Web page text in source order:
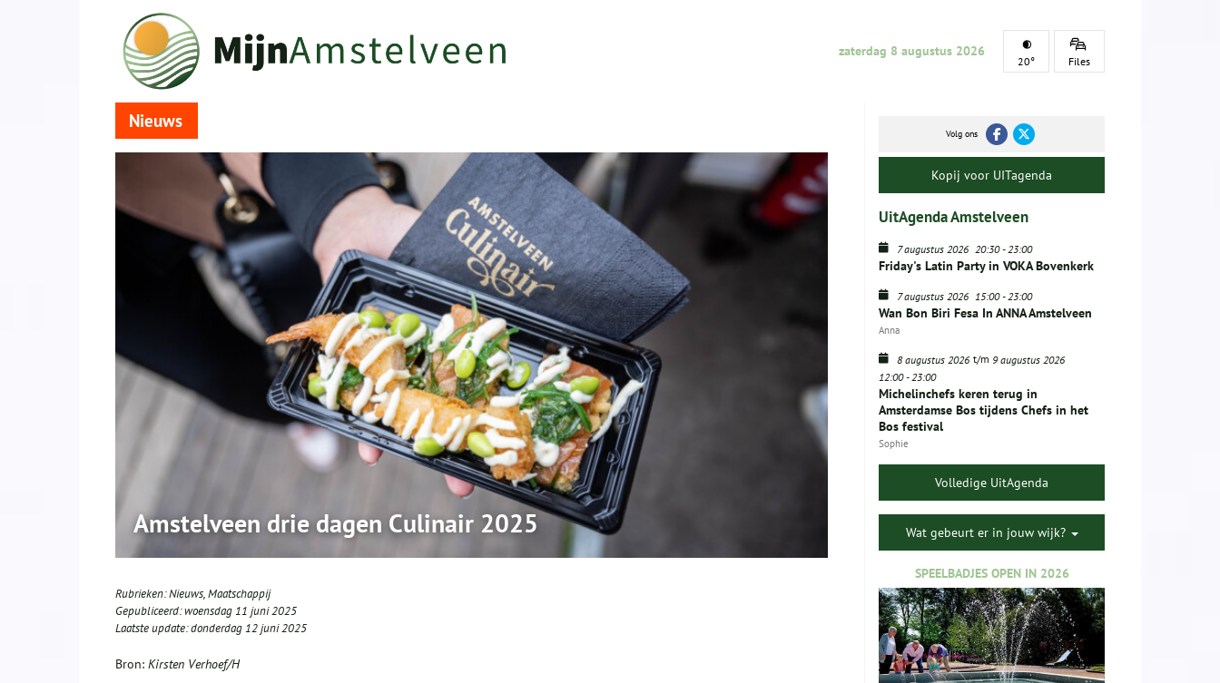
zaterdag 8 augustus 2026
20° Files
Nieuws
Amstelveen drie dagen Culinair 2025
Rubrieken:Nieuws,Maatschappij
Gepubliceerd:woensdag 11 juni 2025
Laatste update:donderdag 12 juni 2025
Bron: Kirsten Verhoef/H
Volg ons
Kopij voor UITagenda
UitAgenda Amstelveen
7 augustus 2026 20:30-23:00
Friday's Latin Party in VOKA Bovenkerk
7 augustus 2026 15:00-23:00
Wan Bon Biri Fesa In ANNA Amstelveen
Anna
8 augustus 2026 t/m 9 augustus 2026
12:00-23:00
Michelinchefs keren terug in
Amsterdamse Bos tijdens Chefs in het
Bos festival
Sophie
Volledige UitAgenda
Wat gebeurt er in jouw wijk?
SPEELBADJES OPEN IN 2026